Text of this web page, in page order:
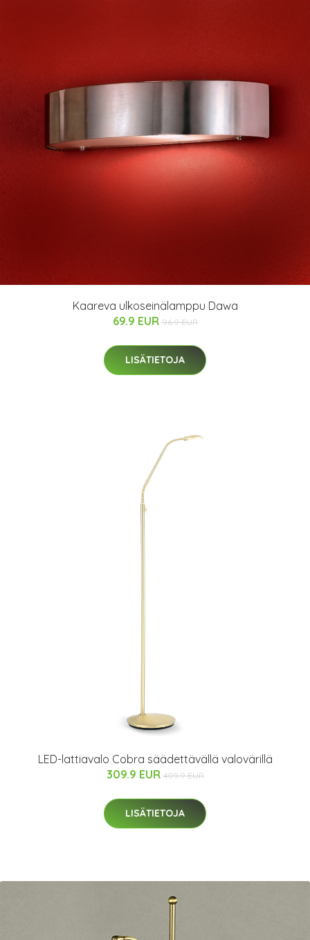
Kaareva ulkoseinälamppu Dawa
69.9 EUR 96.9 EUR
LISÄTIETOJA
LED-lattiavalo Cobra säädettävällä valovärillä
309.9 EUR 409.9 EUR
LISÄTIETOJA